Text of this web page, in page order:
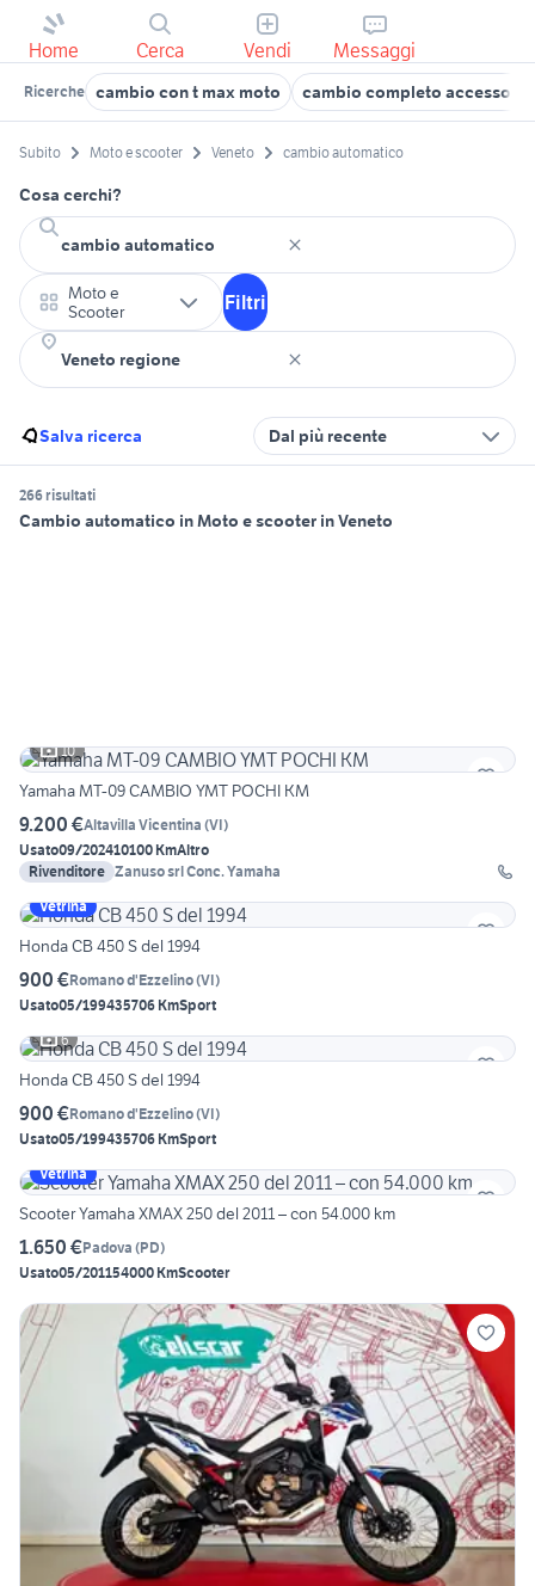
Home Cerca Vendi Messaggi
Ricerche cambio con t max moto cambio completo accessori
Subito Moto e scooter Veneto cambio automatico
Cosa cerchi?
Moto e
Scooter
Filtri
Salva ricerca Dal più recente
266 risultati
Cambio automatico in Moto e scooter in Veneto
10
Yamaha MT-09 CAMBIO YMT POCHI KM
9.200 €Altavilla Vicentina (VI)
Usato09/202410100 KmAltro
Rivenditore Zanuso srl Conc. Yamaha
Vetrina
Honda CB 450 S del 1994
900 €Romano d'Ezzelino(VI)
Usato05/199435706 KmSport
6
Honda CB 450 S del 1994
900 €Romano d'Ezzelino(VI)
Usato05/199435706 KmSport
Vetrina
Scooter Yamaha XMAX 250 del 2011 – con 54.000 km
1.650 €Padova (PD)
Usato05/201154000 KmScooter